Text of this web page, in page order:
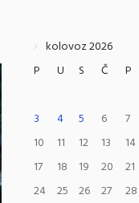
kolovoz 2026
P
U S Č P
3
4 5 6 7
10
11 12 13 14
17
18 19 20 21
24
25 26 27 28